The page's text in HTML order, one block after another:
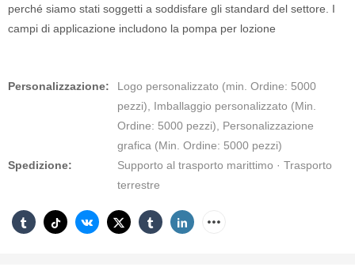
perché siamo stati soggetti a soddisfare gli standard del settore. I
campi di applicazione includono la pompa per lozione
Personalizzazione:
Logo personalizzato (min. Ordine: 5000
pezzi), Imballaggio personalizzato (Min.
Ordine: 5000 pezzi), Personalizzazione
grafica (Min. Ordine: 5000 pezzi)
Spedizione:
Supporto al trasporto marittimo · Trasporto
terrestre